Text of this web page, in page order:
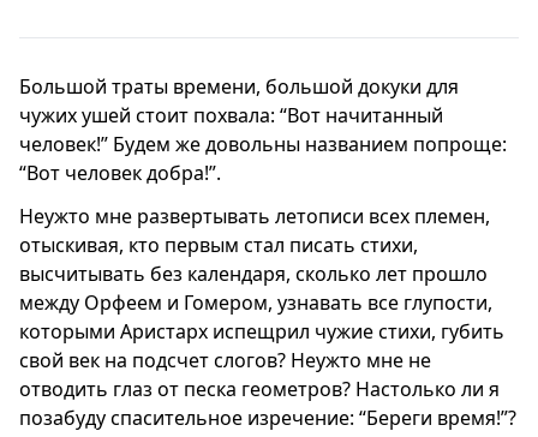
Большой траты времени, большой докуки для
чужих ушей стоит похвала: “Вот начитанный
человек!” Будем же довольны названием попроще:
“Вот человек добра!”.
Неужто мне развертывать летописи всех племен,
отыскивая, кто первым стал писать стихи,
высчитывать без календаря, сколько лет прошло
между Орфеем и Гомером, узнавать все глупости,
которыми Аристарх испещрил чужие стихи, губить
свой век на подсчет слогов? Неужто мне не
отводить глаз от песка геометров? Настолько ли я
позабуду спасительное изречение: “Береги время!”?